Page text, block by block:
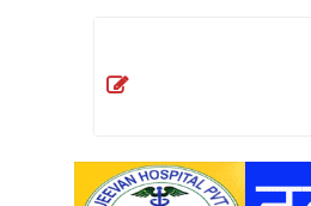
अन्तराष्ट्रिय